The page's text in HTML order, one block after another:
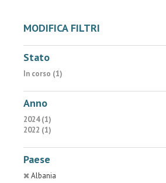
MODIFICA FILTRI
Stato
In corso (1)
Anno
2024 (1)
2022 (1)
Paese
Albania